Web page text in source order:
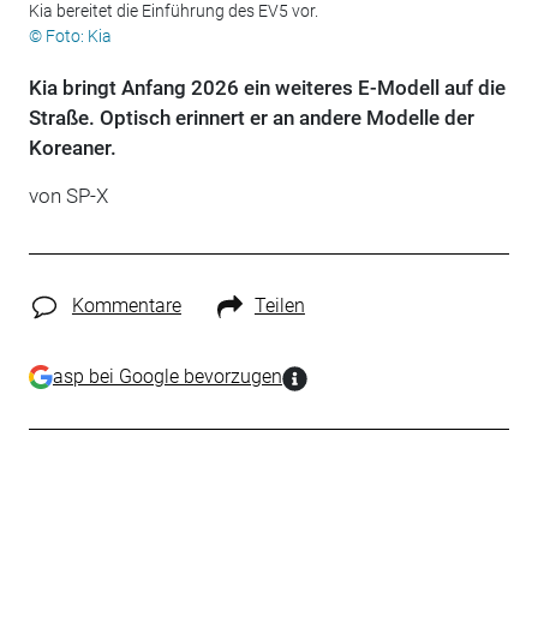
Kia bereitet die Einführung des EV5 vor.
© Foto: Kia
Kia bringt Anfang 2026 ein weiteres E-Modell auf die
Straße. Optisch erinnert er an andere Modelle der
Koreaner.
von SP-X
Kommentare Teilen
asp bei Google bevorzugen